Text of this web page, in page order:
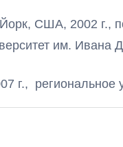
США, 2002 г.,
им. Ивана
г., региональное